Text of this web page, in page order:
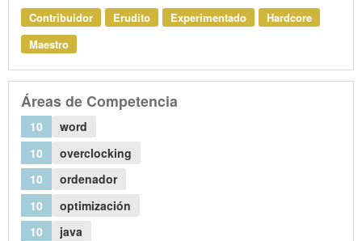
Contribuidor Erudito Experimentado
Hardcore
Maestro
Áreas de Competencia
10
word
10
overclocking
10
ordenador
10
optimización
10
java